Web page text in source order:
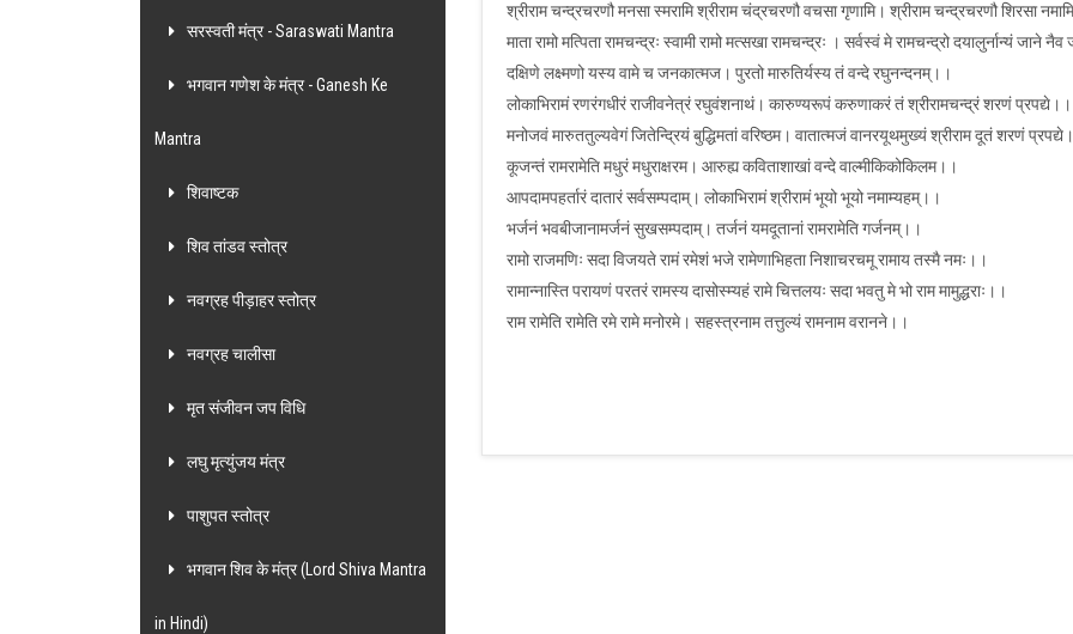
सरस्वती मंत्र - Saraswati Mantra
भगवान गणेश के मंत्र - Ganesh Ke
Mantra
शिवाष्टक
शिव तांडव स्तोत्र
नवग्रह पीड़ाहर स्तोत्र
नवग्रह चालीसा
मृत संजीवन जप विधि
लघु मृत्युंजय मंत्र
पाशुपत स्तोत्र
भगवान शिव के मंत्र (Lord Shiva Mantra
in Hindi)
श्रीराम चन्द्रचरणौ मनसा स्मरामि श्रीराम चंद्रचरणौ वचसा गृणामि। श्रीराम चन्द्रचरणौ शिरसा
माता रामो मत्पिता रामचन्द्रः स्वामी रामो मत्सखा रामचन्द्रः । सर्वस्वं मे रामचन्द्रो दयालुर्नान्यं जाने
दक्षिणे लक्ष्मणो यस्य वामे च जनकात्मज। पुरतो मारुतिर्यस्य तं वन्दे रघुनन्दनम्।।
लोकाभिरामं रणरंगधीरं राजीवनेत्रं रघुवंशनाथं। कारुण्यरूपं करुणाकरं तं श्रीरामचन्द्रं शरणं प्रपद्ये।।
मनोजवं मारुततुल्यवेगं जितेन्द्रियं बुद्धिमतां वरिष्ठम। वातात्मजं वानरयूथमुख्यं श्रीराम दूतं शरणं
कूजन्तं रामरामेति मधुरं मधुराक्षरम। आरुह्य कविताशाखां वन्दे वाल्मीकिकोकिलम।।
आपदामपहर्तारं दातारं सर्वसम्पदाम्। लोकाभिरामं श्रीरामं भूयो भूयो नमाम्यहम्।।
भर्जनं भवबीजानामर्जनं सुखसम्पदाम्। तर्जनं यमदूतानां रामरामेति गर्जनम्।।
रामो राजमणिः सदा विजयते रामं रमेशं भजे रामेणाभिहता निशाचरचमू रामाय तस्मै नमः।।
रामान्नास्ति परायणं परतरं रामस्य दासोस्म्यहं रामे चित्तलयः सदा भवतु मे भो राम मामुद्धराः।।
राम रामेति रामेति रमे रामे मनोरमे। सहस्त्रनाम तत्तुल्यं रामनाम वरानने।।